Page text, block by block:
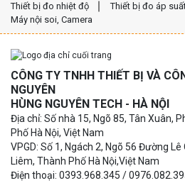
Thiết bị đo nhiệt độ
Thiết bị đo áp
Máy nội soi, Camera
CÔNG TY TNHH THIẾT BỊ VÀ
NGUYÊN
HÙNG NGUYÊN TECH - HÀ NỘI
Địa chỉ: Số nhà 15, Ngõ 85, Tân Xuân,
Phố Hà Nội, Việt Nam
VPGD: Số 1, Ngách 2, Ngõ 56 Đường
Liêm, Thành Phố Hà Nội,Việt Nam
Điện thoại: 0393.968.345 /